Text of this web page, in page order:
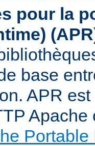
pour la
base
APR